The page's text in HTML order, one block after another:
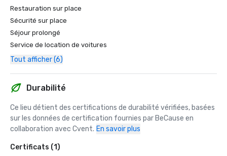
Restauration sur place
Sécurité sur place
Séjour prolongé
Service de location de voitures
Tout afficher (6)
Durabilité
Ce lieu détient des certifications de durabilité vérifiées, basées
sur les données de certification fournies par BeCause en
collaboration avec Cvent. En savoir plus
Certificats (1)